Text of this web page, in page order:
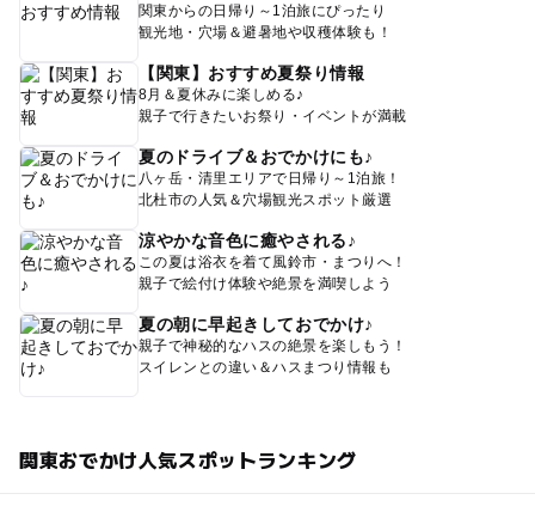
関東からの日帰り～1泊旅にぴったり
観光地・穴場＆避暑地や収穫体験も！
【関東】おすすめ夏祭り情報
8月＆夏休みに楽しめる♪
親子で行きたいお祭り・イベントが満載
夏のドライブ＆おでかけにも♪
八ヶ岳・清里エリアで日帰り～1泊旅！
北杜市の人気＆穴場観光スポット厳選
涼やかな音色に癒やされる♪
この夏は浴衣を着て風鈴市・まつりへ！
親子で絵付け体験や絶景を満喫しよう
夏の朝に早起きしておでかけ♪
親子で神秘的なハスの絶景を楽しもう！
スイレンとの違い＆ハスまつり情報も
関東おでかけ人気スポットランキング